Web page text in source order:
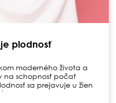
plodnosť
moderného života a
na schopnosť počať
sa prejavuje u žien